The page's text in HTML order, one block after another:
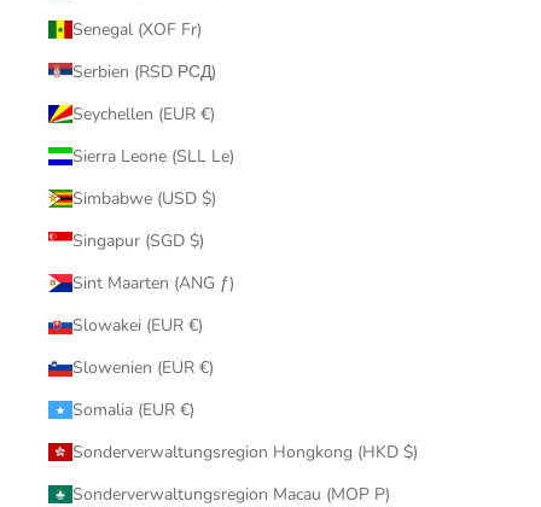
Senegal (XOF Fr)
Serbien (RSD РСД)
Seychellen (EUR €)
Sierra Leone (SLL Le)
Simbabwe (USD $)
Singapur (SGD $)
Sint Maarten (ANG ƒ)
Slowakei (EUR €)
Slowenien (EUR €)
Somalia (EUR €)
Sonderverwaltungsregion Hongkong (HKD $)
Sonderverwaltungsregion Macau (MOP P)